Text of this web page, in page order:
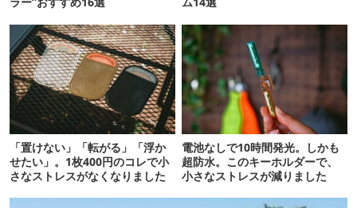
「置けない」「転がる」「浮か
せたい」。1枚400円のコレで小
さなストレスがなくなりました
電池なしで10時間発光。しかも
超防水。このキーホルダーで、
小さなストレスが減りました